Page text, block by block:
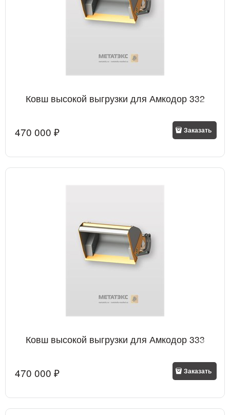
Ковш высокой выгрузки для Амкодор 332
470 000 ₽ Заказать
Ковш высокой выгрузки для Амкодор 333
470 000 ₽ Заказать